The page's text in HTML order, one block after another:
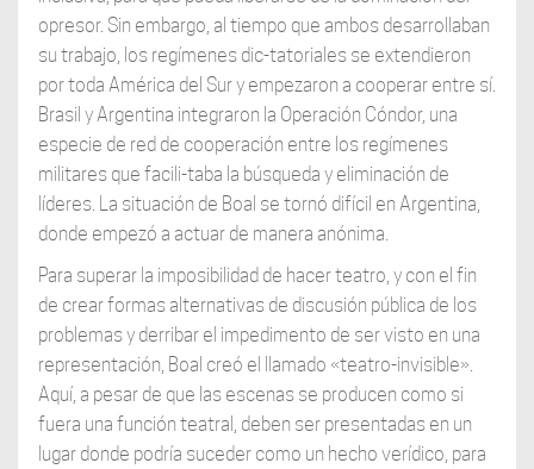
opresor. Sin embargo, al tiempo que ambos desarrollaban
su trabajo, los regímenes dic-tatoriales se extendieron
por toda América del Sur y empezaron a cooperar entre sí.
Brasil y Argentina integraron la Operación Cóndor, una
especie de red de cooperación entre los regímenes
militares que facili-taba la búsqueda y eliminación de
líderes. La situación de Boal se tornó difícil en Argentina,
donde empezó a actuar de manera anónima.
Para superar la imposibilidad de hacer teatro, y con el fin
de crear formas alternativas de discusión pública de los
problemas y derribar el impedimento de ser visto en una
representación, Boal creó el llamado «teatro-invisible».
Aquí, a pesar de que las escenas se producen como si
fuera una función teatral, deben ser presentadas en un
lugar donde podría suceder como un hecho verídico, para